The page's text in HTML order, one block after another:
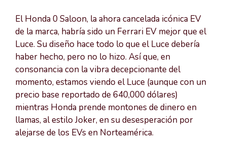
El Honda 0 Saloon, la ahora cancelada icónica EV
de la marca, habría sido un Ferrari EV mejor que el
Luce. Su diseño hace todo lo que el Luce debería
haber hecho, pero no lo hizo. Así que, en
consonancia con la vibra decepcionante del
momento, estamos viendo el Luce (aunque con un
precio base reportado de 640,000 dólares)
mientras Honda prende montones de dinero en
llamas, al estilo Joker, en su desesperación por
alejarse de los EVs en Norteamérica.